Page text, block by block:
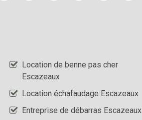
Location de benne pas cher
Escazeaux
Location échafaudage Escazeaux
Entreprise de débarras Escazeaux